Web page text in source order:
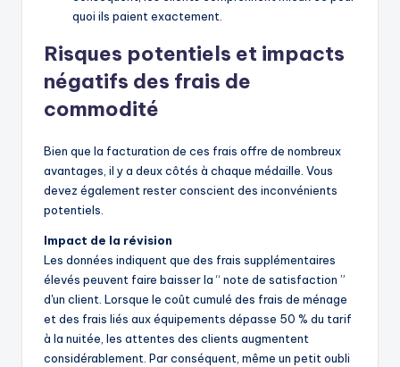
quoi ils paient exactement.
Risques potentiels et impacts
négatifs des frais de
commodité
Bien que la facturation de ces frais offre de nombreux
avantages, il y a deux côtés à chaque médaille. Vous
devez également rester conscient des inconvénients
potentiels.
Impact de la révision
Les données indiquent que des frais supplémentaires
élevés peuvent faire baisser la “ note de satisfaction ”
d'un client. Lorsque le coût cumulé des frais de ménage
et des frais liés aux équipements dépasse 50 % du tarif
à la nuitée, les attentes des clients augmentent
considérablement. Par conséquent, même un petit oubli